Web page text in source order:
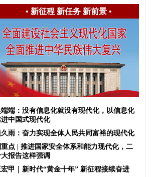
• 新征程 新任务 新前景•
端：没有信息化就没有现代化，以信息化
中国式现代化
雨：奋力实现全体人民共同富裕的现代化
点 | 推进国家安全体系和能力现代化，二
报告这样强调
甲｜新时代“黄金十年” 新征程接续奋进